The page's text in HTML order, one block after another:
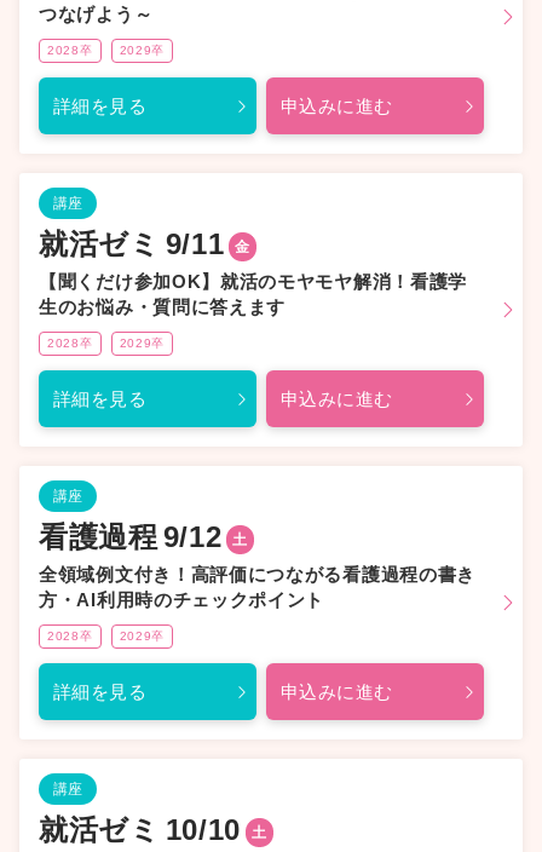
つなげよう～
2028卒 2029卒
詳細を見る 申込みに進む
講座
就活ゼミ 9/11 金
【聞くだけ参加OK】就活のモヤモヤ解消！看護学
生のお悩み・質問に答えます
2028卒 2029卒
詳細を見る 申込みに進む
講座
看護過程9/12 土
全領域例文付き！高評価につながる看護過程の書き
方・AI利用時のチェックポイント
2028卒 2029卒
詳細を見る 申込みに進む
講座
就活ゼミ 10/10 土